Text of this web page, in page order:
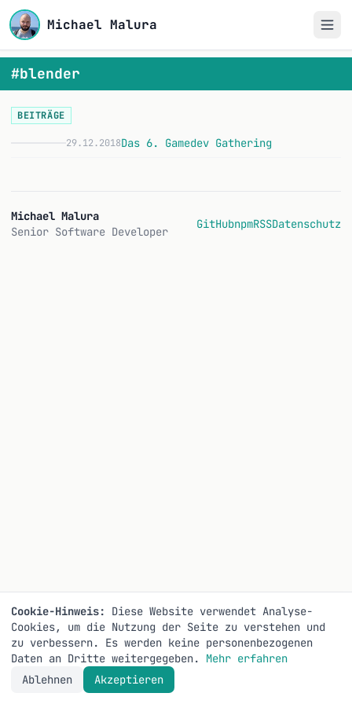
Michael Malura
#blender
BEITRÄGE
29.12.2018Das 6. Gamedev Gathering
Michael Malura
Senior Software Developer
GitHubnpmRSSDatenschutz
Cookie-Hinweis:
Diese Website verwendet Analyse-
Cookies, um die Nutzung der Seite zu verstehen und
zu verbessern. Es werden keine personenbezogenen
Daten an Dritte weitergegeben. Mehr erfahren
Ablehnen
Akzeptieren